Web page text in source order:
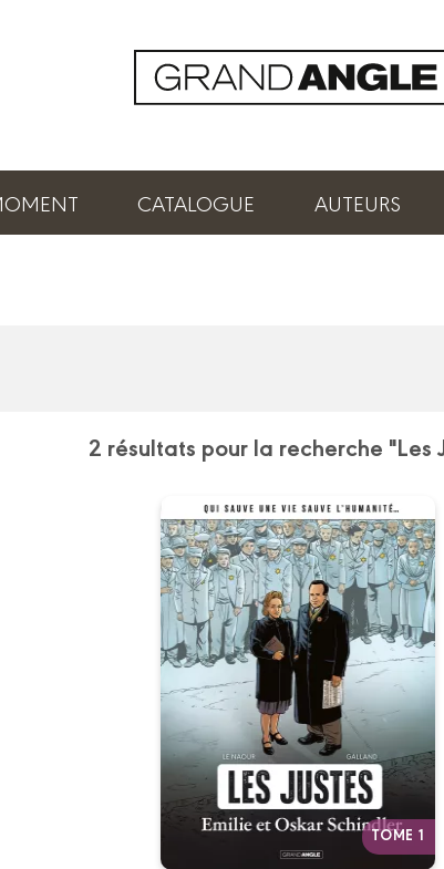
CATALOGUE AUTEURS
2 résultats pour la recherche "Les
TOME 1
Les Justes : Emilie
et Oskar Schindler
- histoire
complète
Date de parution :
27/08/2025
Steven Spielberg en a fait une
icône, voici la véritable histoire
d’Oskar Schindler vue par
Emilie, sa femme, la grande
oubliée d’ Hollywood....
Autres tomes